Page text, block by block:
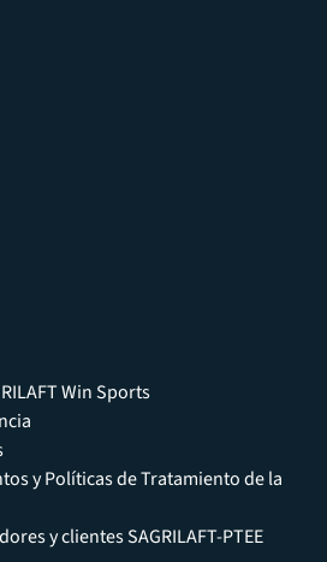
Win Sports
y Políticas de Tratamiento de la
y clientes SAGRILAFT-PTEE